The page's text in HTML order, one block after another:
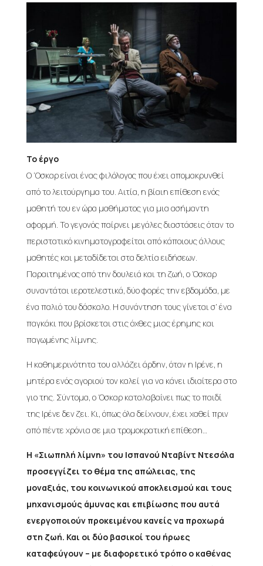
Το έργο
Ο ‘Οσκαρ είναι ένας φιλόλογος που έχει απομακρυνθεί
από το λειτούργημα του. Αιτία, η βίαιη επίθεση ενός
μαθητή του εν ώρα μαθήματος για μια ασήμαντη
αφορμή. Το γεγονός παίρνει μεγάλες διαστάσεις όταν το
περιστατικό κινηματογραφείται από κάποιους άλλους
μαθητές και μεταδίδεται στα δελτία ειδήσεων.
Παραιτημένος από την δουλειά και τη ζωή, ο Όσκαρ
συναντάται ιεροτελεστικά, δύο φορές την εβδομάδα, με
ένα παλιό του δάσκαλο. Η συνάντηση τους γίνεται σ’ ένα
παγκάκι που βρίσκεται στις όχθες μιας έρημης και
παγωμένης λίμνης.
Η καθημερινότητα του αλλάζει άρδην, όταν η Ιρένε, η
μητέρα ενός αγοριού τον καλεί για να κάνει ιδιαίτερα στο
γιο της. Σύντομα, ο Όσκαρ καταλαβαίνει πως το παιδί
της Ιρένε δεν ζει. Κι, όπως όλα δείχνουν, έχει χαθεί πριν
από πέντε χρόνια σε μια τρομοκρατική επίθεση…
Η «Σιωπηλή λίμνη» του Ισπανού Νταβίντ Ντεσόλα
προσεγγίζει το θέμα της απώλειας, της
μοναξιάς, του κοινωνικού αποκλεισμού και τους
μηχανισμούς άμυνας και επιβίωσης που αυτά
ενεργοποιούν προκειμένου κανείς να προχωρά
στη ζωή. Και οι δύο βασικοί του ήρωες
καταφεύγουν – με διαφορετικό τρόπο ο καθένας